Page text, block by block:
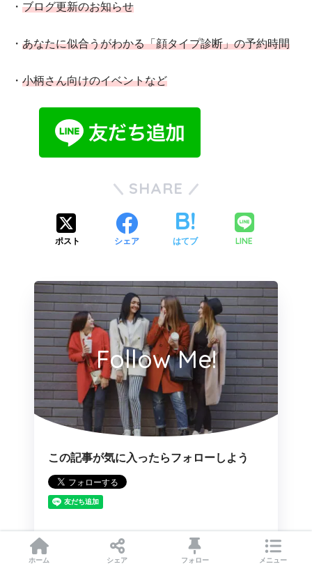
・ ブログ更新のお知らせ
・ あなたに似合うがわかる「顔タイプ診断」の予約時間
・ 小柄さん向けのイベントなど
SHARE
ポスト シェア はてブ LINE
Follow Me!
この記事が気に入ったらフォローしよう
ホーム シェア フォロー メニュー